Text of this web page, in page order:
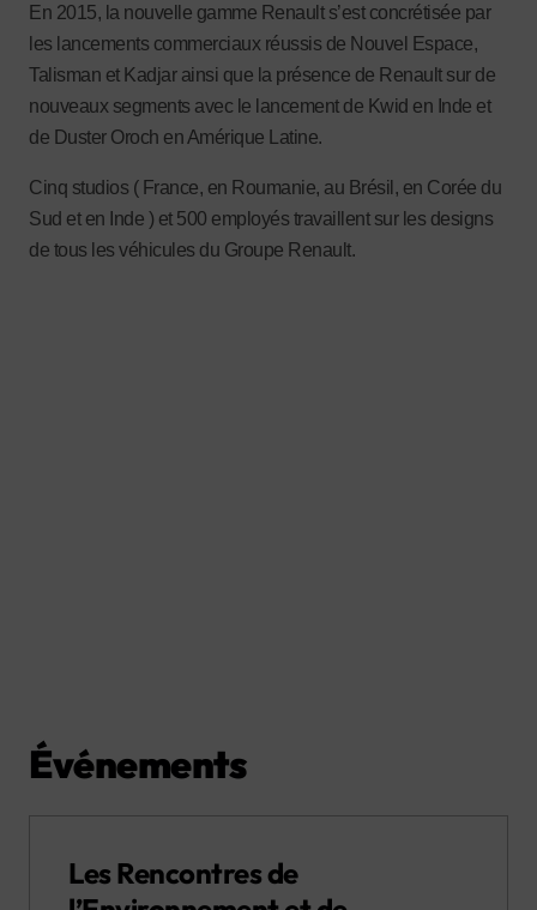
En 2015, la nouvelle gamme Renault s’est concrétisée par
les lancements commerciaux réussis de Nouvel Espace,
Talisman et Kadjar ainsi que la présence de Renault sur de
nouveaux segments avec le lancement de Kwid en Inde et
de Duster Oroch en Amérique Latine.
Cinq studios ( France, en Roumanie, au Brésil, en Corée du
Sud et en Inde ) et 500 employés travaillent sur les designs
de tous les véhicules du Groupe Renault.
Événements
Les Rencontres de